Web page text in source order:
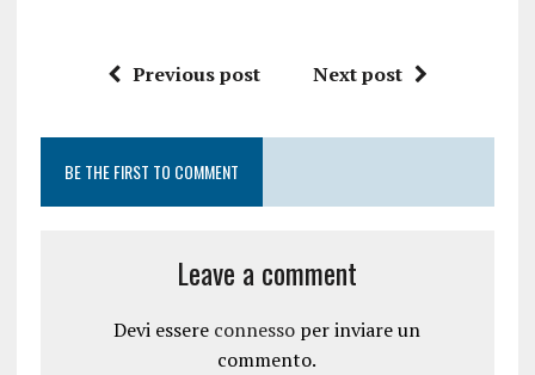
Previous post Next post
BE THE FIRST TO COMMENT
Leave a comment
Devi essere connesso per inviare un
commento.